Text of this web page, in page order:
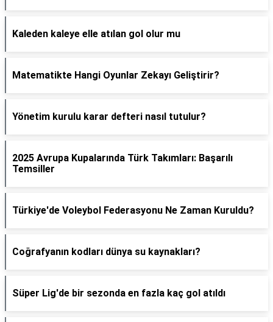
Kaleden kaleye elle atılan gol olur mu
Matematikte Hangi Oyunlar Zekayı Geliştirir?
Yönetim kurulu karar defteri nasıl tutulur?
2025 Avrupa Kupalarında Türk Takımları: Başarılı
Temsiller
Türkiye'de Voleybol Federasyonu Ne Zaman Kuruldu?
Coğrafyanın kodları dünya su kaynakları?
Süper Lig'de bir sezonda en fazla kaç gol atıldı